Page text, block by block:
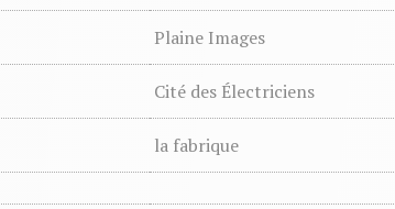
Plaine Images
Cité des Électriciens
la fabrique